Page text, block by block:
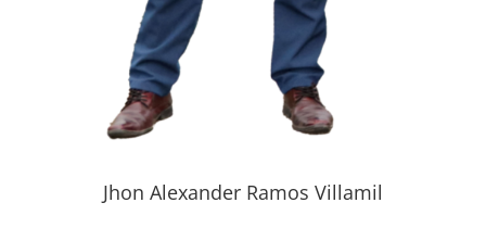
Jhon Alexander Ramos Villamil